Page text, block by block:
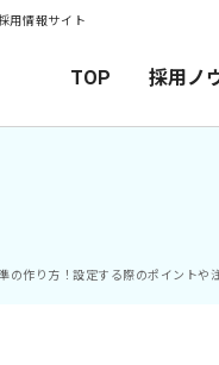
用情報サイト
TOP 採用ノ
の作り方！設定する際のポイントや